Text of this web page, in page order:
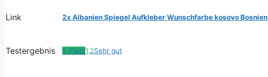
Link 2x Albanien Spiegel Aufkleber Wunschfarbe kosovo Bosnien
Testergebnis 1. Platz1,2Sehr gut